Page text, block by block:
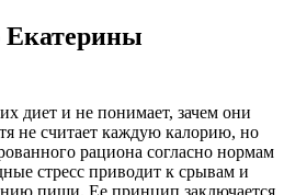
диет и не понимает, зачем они
не считает каждую калорию, но
рациона согласно нормам
стресс приводит к срывам и
пищи. Ее принцип заключается